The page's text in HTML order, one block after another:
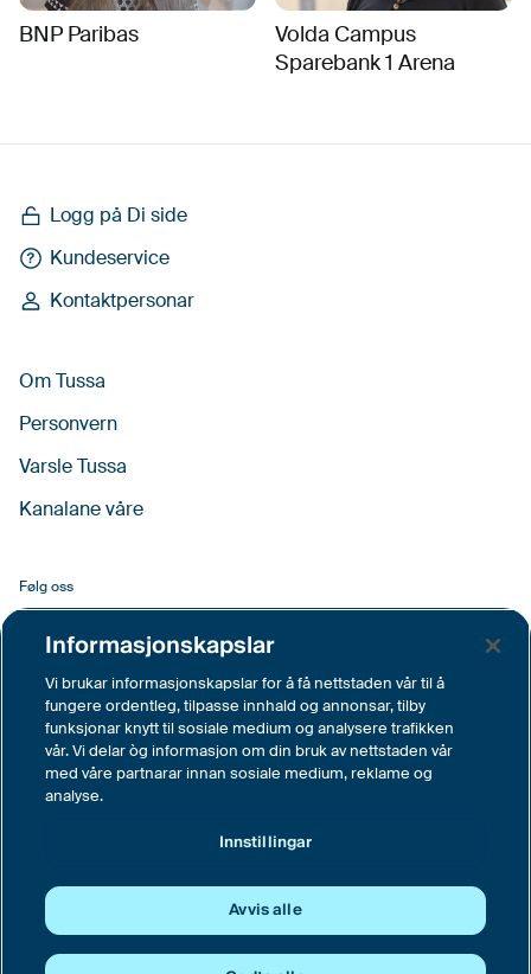
BNP Paribas
Volda Campus
Sparebank 1 Arena
Logg på Di side
Kundeservice
Kontaktpersonar
Om Tussa
Personvern
Varsle Tussa
Kanalane våre
Følg oss
Facebook
LinkedIn
YouTube
Instagram
Vimeo
© Tussa Kraft AS, Langemyra 6, 6160 Hovdebygda
Sentralbord tlf. 70 04 62 00
Informasjonskapslar
Vi brukar informasjonskapslar for å få nettstaden vår til å
fungere ordentleg, tilpasse innhald og annonsar, tilby
funksjonar knytt til sosiale medium og analysere trafikken
vår. Vi delar òg informasjon om din bruk av nettstaden vår
med våre partnarar innan sosiale medium, reklame og
analyse.
Innstillingar
Avvis alle